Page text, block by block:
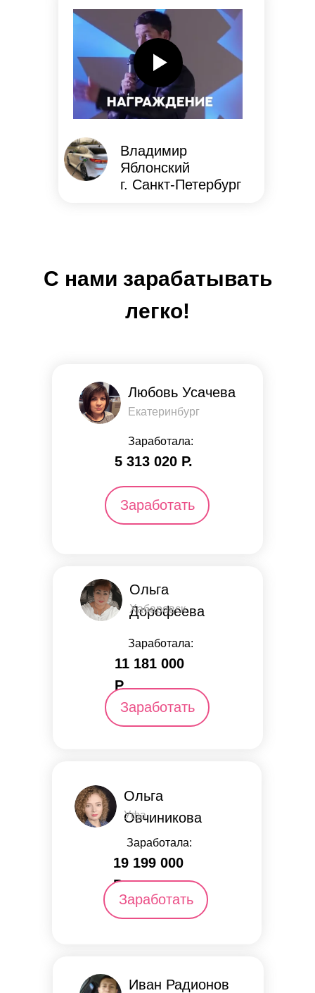
Владимир
Яблонский
г. Санкт-Петербург
Любовь Усачева
Екатеринбург
Заработала:
5 313 ​​020 Р.
Заработать
С нами зарабатывать
легко!
Ольга
Дорофеева
Хабаровск
Заработала:
11 181 000
Р.
Заработать
Ольга
Овчиникова
Уфа
Заработала:
19 199 000
Р.
Заработать
Иван Радионов